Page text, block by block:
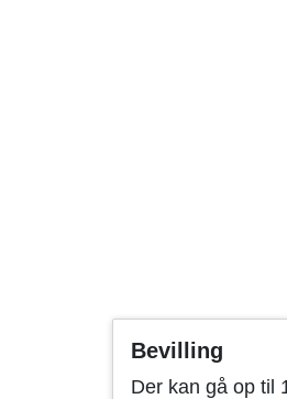
Bevilling
Der kan gå op til